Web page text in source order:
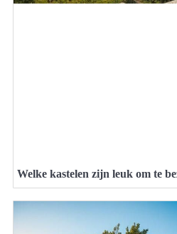
Welke kastelen zijn leuk om te